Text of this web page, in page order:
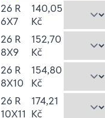
26 R
6X7
140,05
Kč
26 R
8X9
152,70
Kč
26 R
8X10
154,80
Kč
26 R
10X11
174,21
Kč